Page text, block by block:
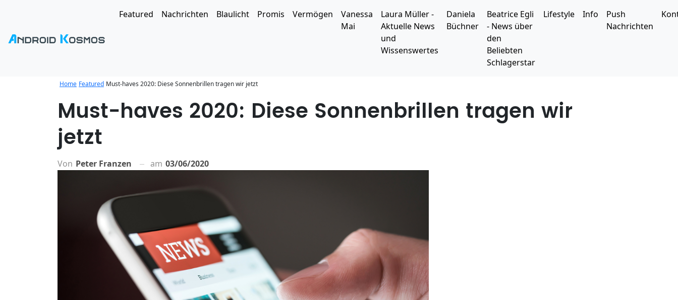
Featured Nachrichten Blaulicht Promis Vermögen
Vanessa
Mai
Laura Müller -
Aktuelle News
und
Wissenswertes
Daniela
Büchner
Beatrice Egli
- News über
den
Beliebten
Schlagerstar
Lifestyle Info
Push
Nachrichten
Home Featured Must-haves 2020: Diese Sonnenbrillen tragen wir jetzt
Must-haves 2020: Diese Sonnenbrillen tragen wir
jetzt
Von Peter Franzen am 03/06/2020